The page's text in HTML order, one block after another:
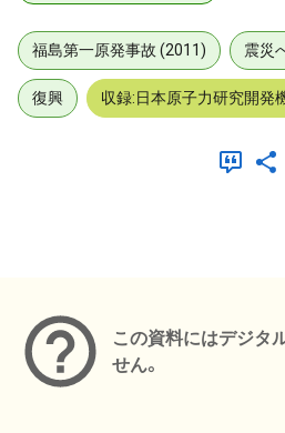
福島第一原発事故 (2011) 震災
復興 収録:日本原子力研究開発
この資料にはデジタ
せん。